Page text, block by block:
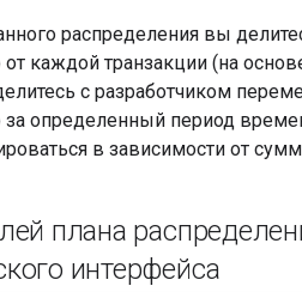
распределения вы
от каждой транзакции (на
с разработчиком
за определенный период
в зависимости от
плана
интерфейса